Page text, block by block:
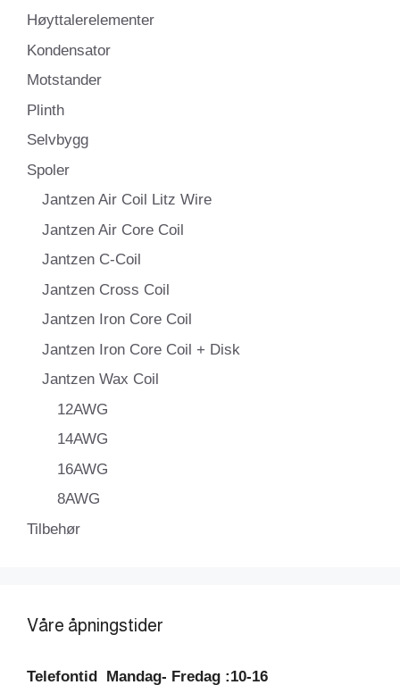
Høyttalerelementer
Kondensator
Motstander
Plinth
Selvbygg
Spoler
Jantzen Air Coil Litz Wire
Jantzen Air Core Coil
Jantzen C-Coil
Jantzen Cross Coil
Jantzen Iron Core Coil
Jantzen Iron Core Coil + Disk
Jantzen Wax Coil
12AWG
14AWG
16AWG
8AWG
Tilbehør
Våre åpningstider
Telefontid Mandag- Fredag :10-16